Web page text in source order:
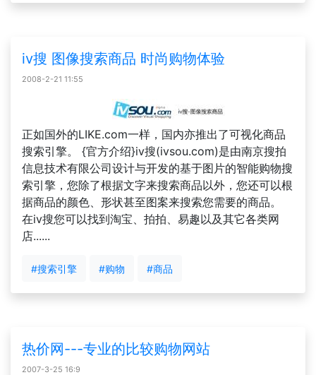
iv搜 图像搜索商品 时尚购物体验
2008-2-21 11:55
正如国外的LIKE.com一样，国内亦推出了可视化商品
搜索引擎。 {官方介绍}iv搜(ivsou.com)是由南京搜拍
信息技术有限公司设计与开发的基于图片的智能购物搜
索引擎，您除了根据文字来搜索商品以外，您还可以根
据商品的颜色、形状甚至图案来搜索您需要的商品。
在iv搜您可以找到淘宝、拍拍、易趣以及其它各类网
店......
#搜索引擎 #购物 #商品
热价网---专业的比较购物网站
2007-3-25 16:9